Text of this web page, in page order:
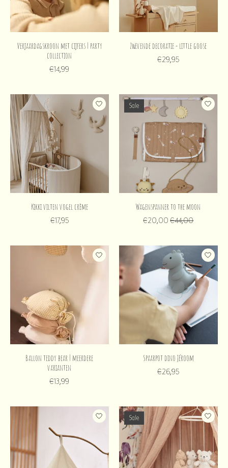
Verjaardagskroon met cijfers | party
collection
€14,99
Zwevende decoratie - little goose
€29,95
Kikki vilten vogel crème
€17,95
Sale
Wagenspanner to the moon
€20,00 €44,00
Ballon teddy bear | meerdere
varianten
€13,99
Spaarpot dino Jéroom
€26,95
Sale